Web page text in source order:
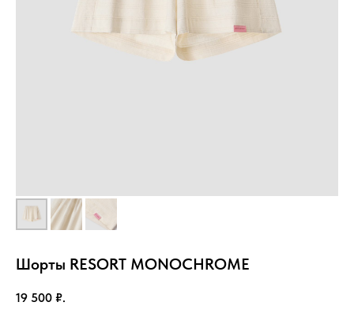
Шорты RESORT MONOCHROME
19 500 ₽.